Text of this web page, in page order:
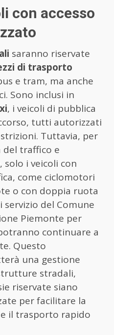
con accesso
saranno riservate
di trasporto
e tram, ma anche
Sono inclusi in
, i veicoli di pubblica
tutti autorizzati
Tuttavia, per
traffico e
solo i veicoli con
come ciclomotori
o con doppia ruota
del Comune
Piemonte per
continuare a
Questo
una gestione
stradali,
riservate siano
per facilitare la
e il trasporto rapido